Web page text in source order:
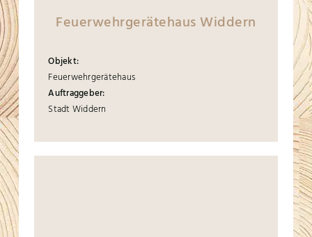
Feuerwehrgerätehaus Widdern
Objekt:
Feuerwehrgerätehaus
Auftraggeber:
Stadt Widdern